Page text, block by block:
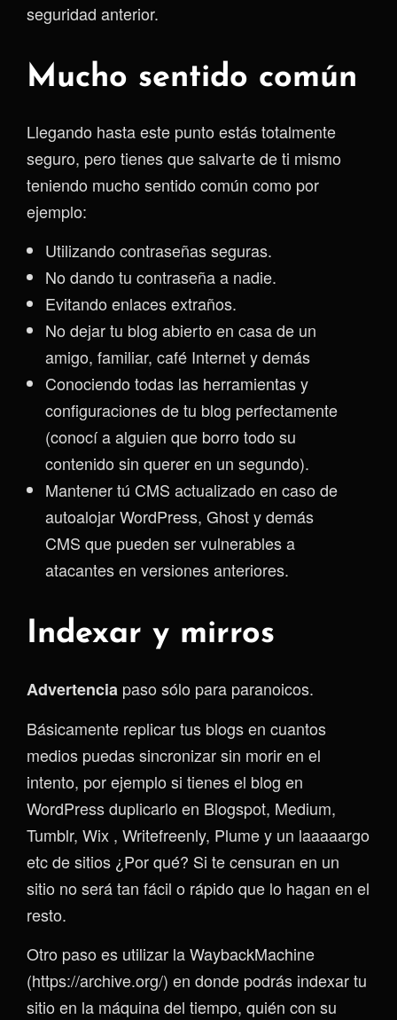
seguridad anterior.
Mucho sentido común
Llegando hasta este punto estás totalmente
seguro, pero tienes que salvarte de ti mismo
teniendo mucho sentido común como por
ejemplo:
Utilizando contraseñas seguras.
No dando tu contraseña a nadie.
Evitando enlaces extraños.
No dejar tu blog abierto en casa de un
amigo, familiar, café Internet y demás
Conociendo todas las herramientas y
configuraciones de tu blog perfectamente
(conocí a alguien que borro todo su
contenido sin querer en un segundo).
Mantener tú CMS actualizado en caso de
autoalojar WordPress, Ghost y demás
CMS que pueden ser vulnerables a
atacantes en versiones anteriores.
Indexar y mirros
Advertencia paso sólo para paranoicos.
Básicamente replicar tus blogs en cuantos
medios puedas sincronizar sin morir en el
intento, por ejemplo si tienes el blog en
WordPress duplicarlo en Blogspot, Medium,
Tumblr, Wix , Writefreenly, Plume y un laaaaargo
etc de sitios ¿Por qué? Si te censuran en un
sitio no será tan fácil o rápido que lo hagan en el
resto.
Otro paso es utilizar la WaybackMachine
(https://archive.org/) en donde podrás indexar tu
sitio en la máquina del tiempo, quién con su